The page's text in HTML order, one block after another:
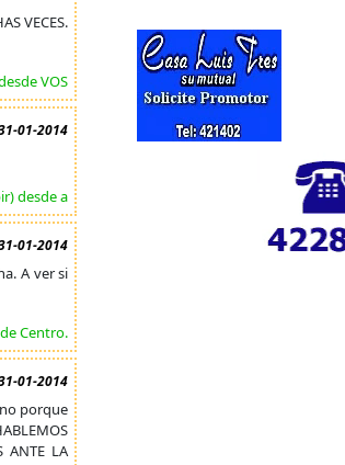
VECES.
VOS
01-2014
desde a
01-2014
A ver si
Centro.
01-2014
porque
ANTE LA